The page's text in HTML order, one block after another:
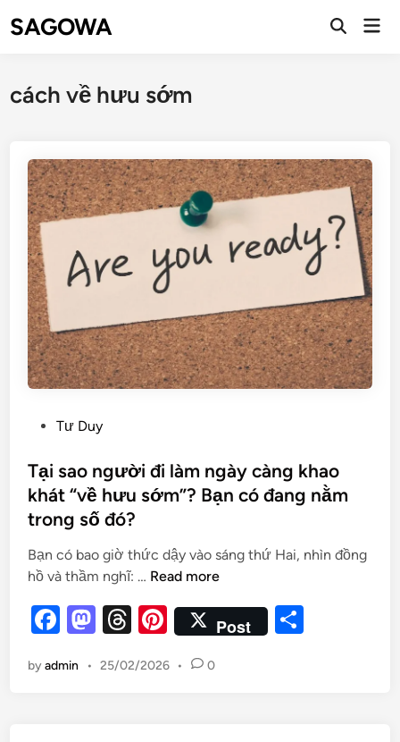
SAGOWA
cách về hưu sớm
Tư Duy
Tại sao người đi làm ngày càng khao
khát “về hưu sớm”? Bạn có đang nằm
trong số đó?
Bạn có bao giờ thức dậy vào sáng thứ Hai, nhìn đồng
hồ và thầm nghĩ: … Read more
F
c
M
to
T
e
Pi
er
Post
byadmin • 25/02/2026 • 0